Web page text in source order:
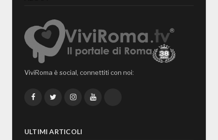
ViviRoma è social, connettiti con noi:
FacebookTwitterInstagramYouTube
ULTIMI ARTICOLI